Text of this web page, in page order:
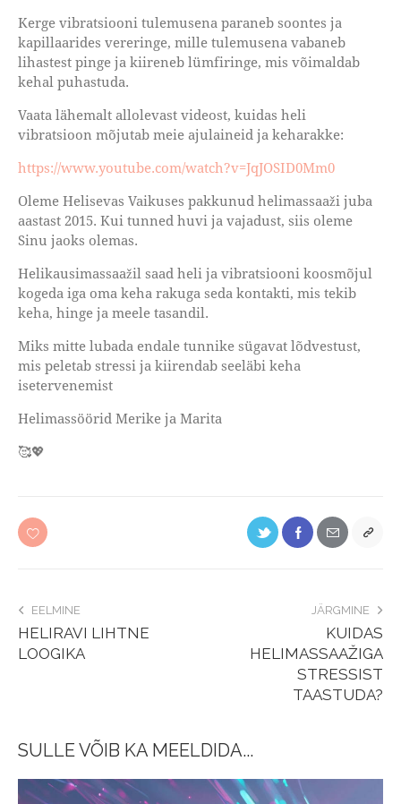
Kerge vibratsiooni tulemusena paraneb soontes ja
kapillaarides vereringe, mille tulemusena vabaneb
lihastest pinge ja kiireneb lümfiringe, mis võimaldab
kehal puhastuda.
Vaata lähemalt allolevast videost, kuidas heli
vibratsioon mõjutab meie ajulaineid ja keharakke:
https://www.youtube.com/watch?v=JqJOSID0Mm0
Oleme Helisevas Vaikuses pakkunud helimassaaži juba
aastast 2015. Kui tunned huvi ja vajadust, siis oleme
Sinu jaoks olemas.
Helikausimassaažil saad heli ja vibratsiooni koosmõjul
kogeda iga oma keha rakuga seda kontakti, mis tekib
keha, hinge ja meele tasandil.
Miks mitte lubada endale tunnike sügavat lõdvestust,
mis peletab stressi ja kiirendab seeläbi keha
isetervenemist
Helimassöörid Merike ja Marita
🥰💖
EELMINE
HELIRAVI LIHTNE
LOOGIKA
JÄRGMINE
KUIDAS
HELIMASSAAŽIGA
STRESSIST
TAASTUDA?
SULLE VÕIB KA MEELDIDA...